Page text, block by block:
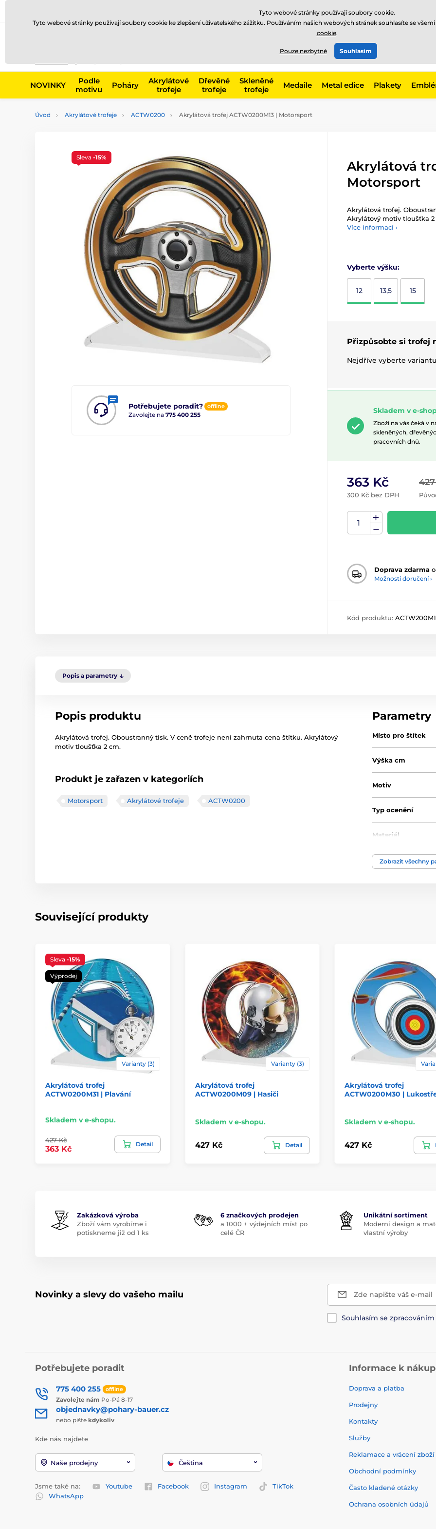
775 400 255
Zavolejte nám
NOVINKY
Podle
motivu
Poháry
Akrylátové
trofeje
Dřevěné
trofeje
Skleněné
trofeje
Medaile Metal edice Plakety
Úvod Akrylátové trofeje ACTW0200 Akrylátová trofej ACTW0200M13 | Motorsport
Potřebujete poradit? offline
Zavolejte na 775 400 255
Sleva -15%
Akrylátová
Motorsport
Akrylátová trofej.
Akrylátový motiv tloušťka 2
Více informací ›
Vyberte výšku:
12 13,5 15
Přizpůsobte si trofej
Nejdříve vyberte variantu
Skladem v e-
Zboží na vás čeká v
skleněných,
pracovních dnů.
363 Kč
300 Kč bez DPH
Doprava zdarma
Možnosti doručení ›
Kód produktu:
Popis a parametry
Popis produktu
Akrylátová trofej. Oboustranný tisk. V ceně trofeje není zahrnuta cena štítku. Akrylátový
motiv tloušťka 2 cm.
Produkt je zařazen v kategoriích
Motorsport Akrylátové trofeje ACTW0200
Parametry
Místo pro štítek
Výška cm
Motiv
Typ ocenění
Materiál
Způsob
Zobrazit všechny
Související produkty
Sleva -15%
Výprodej
Varianty (3)
Akrylátová trofej
ACTW0200M31 | Plavání
Skladem v e-shopu.
427 Kč
363 Kč
Detail
Varianty (3)
Akrylátová trofej
ACTW0200M09 | Hasiči
Skladem v e-shopu.
427 Kč Detail
Akrylátová trofej
ACTW0200M30 |
Skladem v e-shopu.
427 Kč
Zakázková výroba
Zboží vám vyrobíme i
potiskneme již od 1 ks
6 značkových prodejen
a 1000 + výdejních míst po
celé ČR
Unikátní sortiment
Moderní design a
vlastní výroby
Novinky a slevy do vašeho mailu Zde napište váš e-mail
Souhlasím se zpracováním
Potřebujete poradit
775 400 255 offline
Zavolejte nám Po-Pá 8-17
objednavky@pohary-bauer.cz
nebo pište kdykoliv
Kde nás najdete
Naše prodejny Čeština
Jsme také na: Youtube Facebook Instagram
TikTok
WhatsApp
Informace k
Doprava a platba
Prodejny
Kontakty
Služby
Reklamace a vrácení zboží
Obchodní podmínky
Často kladené otázky
Ochrana osobních údajů
Tyto webové stránky používají soubory cookie.
Tyto webové stránky používají soubory cookie ke zlepšení uživatelského zážitku. Používáním našich webových stránek souhlasíte se
cookie.
Pouze nezbytné Souhlasím